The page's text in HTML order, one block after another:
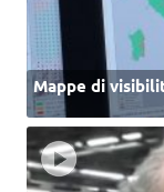
Mappe di